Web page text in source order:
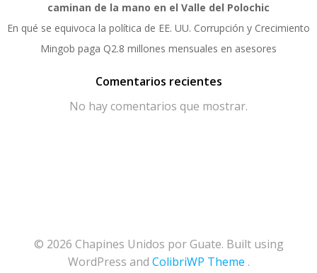
caminan de la mano en el Valle del Polochic
En qué se equivoca la política de EE. UU. Corrupción y Crecimiento
Mingob paga Q2.8 millones mensuales en asesores
Comentarios recientes
No hay comentarios que mostrar.
© 2026 Chapines Unidos por Guate. Built using
WordPress and ColibriWP Theme .